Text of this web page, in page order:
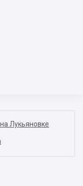
Лукьяновке